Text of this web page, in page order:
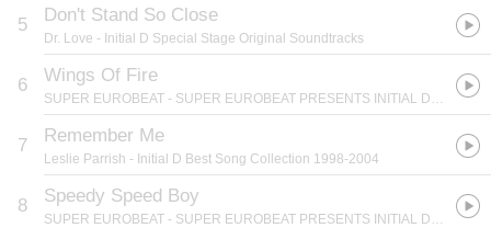
5 Don't Stand So Close
Dr. Love - Initial D Special Stage Original Soundtracks
6 Wings Of Fire
SUPER EUROBEAT - SUPER EUROBEAT PRESENTS INITIAL D MILLENNIUM BOX
7 Remember Me
Leslie Parrish - Initial D Best Song Collection 1998-2004
8 Speedy Speed Boy
SUPER EUROBEAT - SUPER EUROBEAT PRESENTS INITIAL D MILLENNIUM BOX